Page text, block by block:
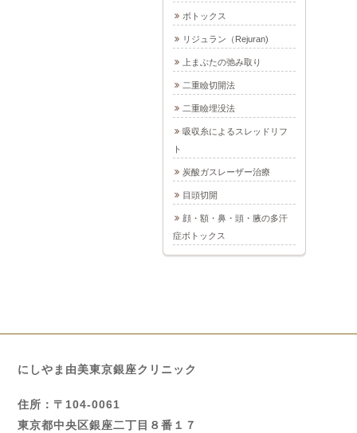
ボトックス
リジュラン（Rejuran)
上まぶたの弛み取り
二重瞼切開法
二重瞼埋没法
吸収糸によるスレッドリフ
ト
炭酸ガスレーザー治療
目頭切開
顔・額・鼻・頭・腋の多汗
症ボトックス
にしやま由美東京銀座クリニック
住所：〒104-0061
東京都中央区銀座二丁目８番１７